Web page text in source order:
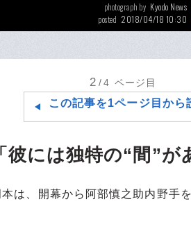
photograph by Kyodo News
posted 2018/04/18 10:30
2 /4 ページ目
この記事を1ページ目から
彼には独特の“間”が
は、開幕から阿部慎之助内野手